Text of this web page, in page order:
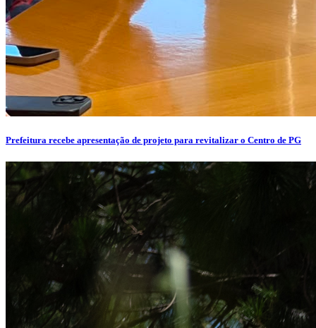
Prefeitura recebe apresentação de projeto para revitalizar o Centro de PG